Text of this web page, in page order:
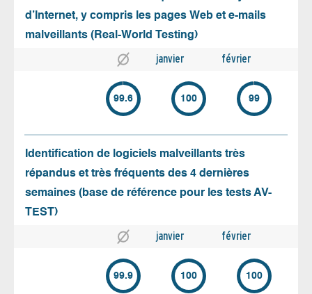
d’Internet, y compris les pages Web et e-mails
malveillants (Real-World Testing)
janvier février
99.6 100 99
Identification de logiciels malveillants très
répandus et très fréquents des 4 dernières
semaines (base de référence pour les tests AV-
TEST)
janvier février
99.9 100 100